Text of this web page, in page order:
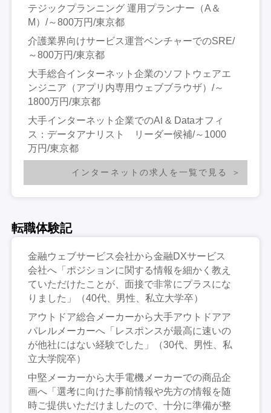
テジックプランニング 運用プランナー（A＆
M）/～800万円/東京都
介護業界向けサービス運営ベンチャーでのSRE/
～800万円/東京都
大手総合インターネット企業のソフトウェアエ
ンジニア（アプリ内専用ウェブブラウザ）/～
1800万円/東京都
大手インターネット企業でのAI & Dataオフィ
ス：データアナリスト リーダー候補/～1000
万円/東京都
インターネットの求人を一覧で見る
転職体験記
金融ウェブサービス会社から金融DXサービス
会社へ「ポジションに関する情報を細かく教え
ていただけたことが、面接で非常にプラスにな
りました」（40代、男性、私立大学卒）
アウトドア総合メーカーから大手アウトドアア
パレルメーカーへ「レスポンスが最高に速いの
が他社にはない経験でした」（30代、男性、私
立大学院卒）
中堅メーカーから大手電機メーカーでの商品企
画へ「選考に向けた事前情報や先方の情報を随
時ご提供いただけましたので、十分に準備が整